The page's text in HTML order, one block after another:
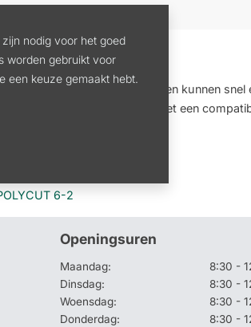
te onderhouden. De messen kunnen snel
de maaikoppen uitsluitend met een
6-2
Openingsuren
Maandag:
8:30 -
Dinsdag:
8:30 -
Woensdag:
8:30 -
Donderdag:
8:30 -
nodig voor het goed
worden gebruikt voor
een keuze gemaakt hebt.